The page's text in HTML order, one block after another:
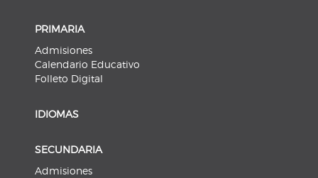
PRIMARIA
Admisiones
Calendario Educativo
Folleto Digital
IDIOMAS
SECUNDARIA
Admisiones